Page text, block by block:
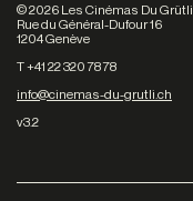
©2026 Les Cinémas Du Grütli
Rue du Général-Dufour 16
1204 Genève
T +41 22 320 78 78
info@cinemas-du-grutli.ch
v3.2